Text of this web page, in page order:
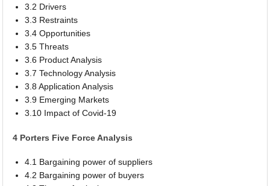
3.2 Drivers
3.3 Restraints
3.4 Opportunities
3.5 Threats
3.6 Product Analysis
3.7 Technology Analysis
3.8 Application Analysis
3.9 Emerging Markets
3.10 Impact of Covid-19
4 Porters Five Force Analysis
4.1 Bargaining power of suppliers
4.2 Bargaining power of buyers